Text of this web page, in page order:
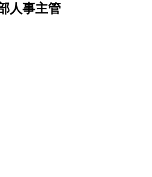
人事主管